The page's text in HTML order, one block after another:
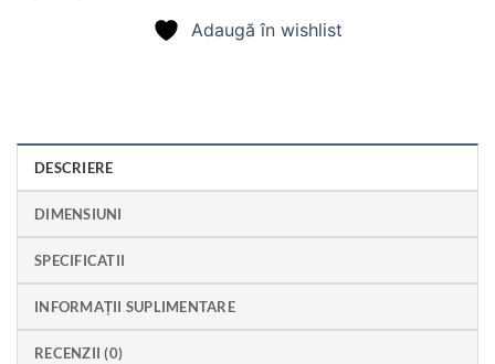
Adaugă în wishlist
DESCRIERE
DIMENSIUNI
SPECIFICATII
INFORMAȚII SUPLIMENTARE
RECENZII (0)